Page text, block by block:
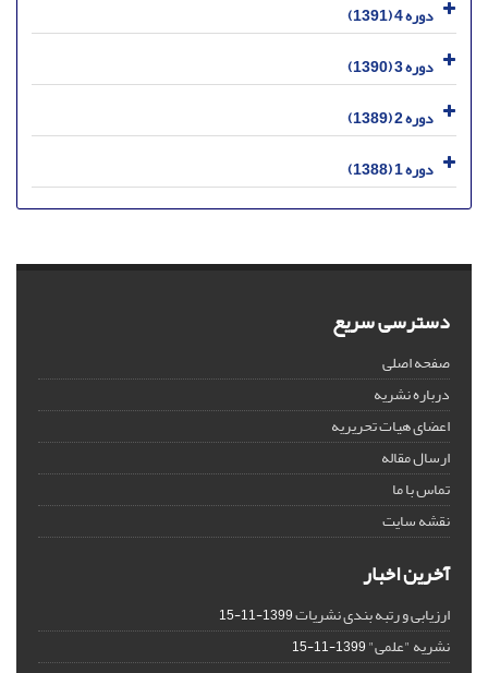
دوره 4 (1391)
دوره 3 (1390)
دوره 2 (1389)
دوره 1 (1388)
دسترسی سریع
صفحه اصلی
درباره نشریه
اعضای هیات تحریریه
ارسال مقاله
تماس با ما
نقشه سایت
آخرین اخبار
ارزیابی و رتبه بندی نشریات1399-11-15
نشریه "علمی"1399-11-15